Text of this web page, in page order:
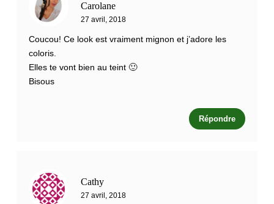
Carolane
27 avril, 2018
Coucou! Ce look est vraiment mignon et j’adore les
coloris.
Elles te vont bien au teint 🙂
Bisous
Répondre
Cathy
27 avril, 2018